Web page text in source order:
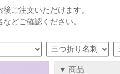
ご注文いただけます。
どご確認ください。
▼ 商品